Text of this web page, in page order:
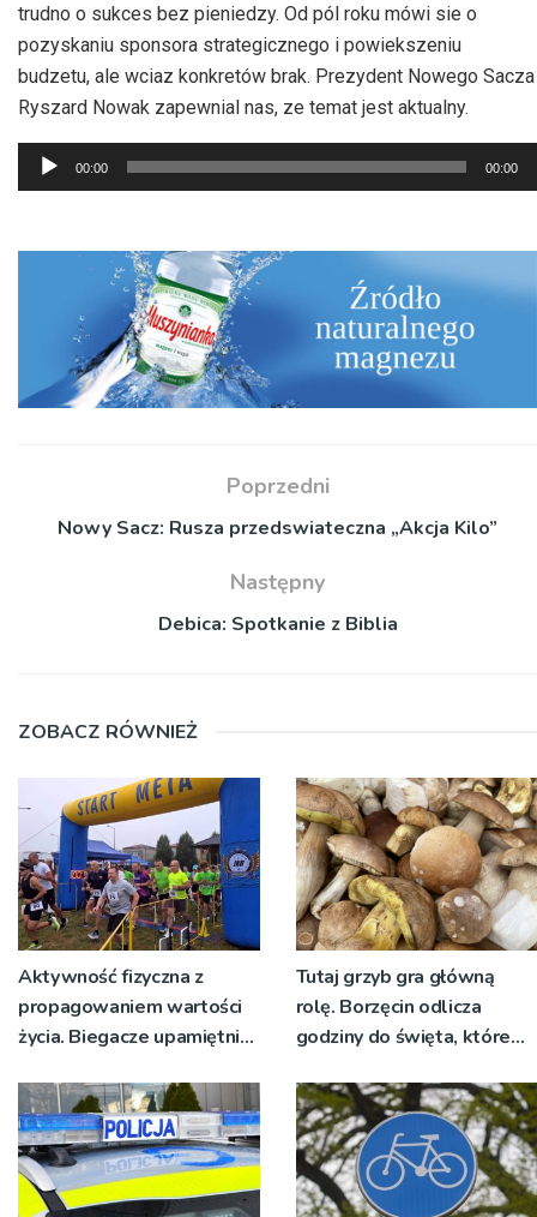
trudno o sukces bez pieniedzy. Od pól roku mówi sie o
pozyskaniu sponsora strategicznego i powiekszeniu
budzetu, ale wciaz konkretów brak. Prezydent Nowego Sacza
Ryszard Nowak zapewnial nas, ze temat jest aktualny.
Odtwarzacz
plików
00:00 00:00
Poprzedni
Nowy Sacz: Rusza przedswiateczna „Akcja Kilo”
Następny
Debica: Spotkanie z Biblia
ZOBACZ RÓWNIEŻ
Aktywność fizyczna z
propagowaniem wartości
życia. Biegacze upamiętnili
Tutaj grzyb gra główną
rolę. Borzęcin odlicza
godziny do święta, które
pokoleń